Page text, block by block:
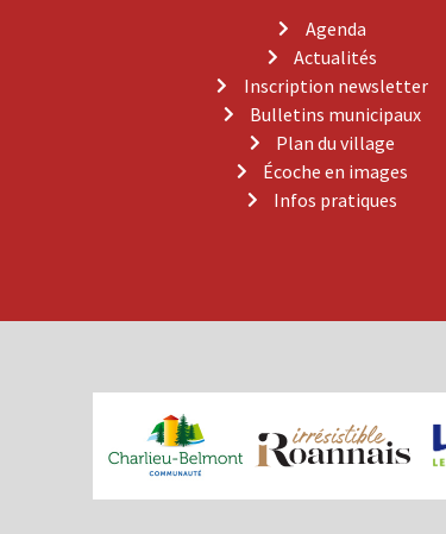
Agenda
Actualités
Inscription newsletter
Bulletins municipaux
Plan du village
Écoche en images
Infos pratiques